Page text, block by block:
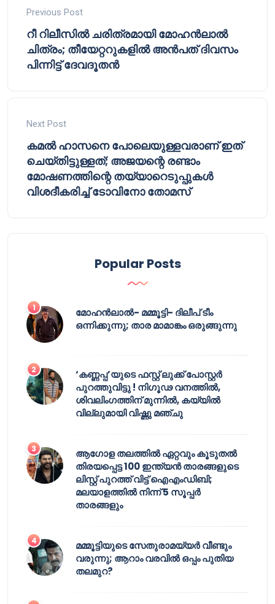
Previous Post
റീ റിലീസിൽ ചരിത്രമായി മോഹൻലാൽ
ചിത്രം; തീയേറ്ററുകളിൽ അൻപത് ദിവസം
പിന്നിട്ട് ദേവദൂതൻ
Next Post
കമൽ ഹാസനെ പോലെയുള്ളവരാണ് ഇത്
ചെയ്തിട്ടുള്ളത്; അജയന്റെ രണ്ടാം
മോഷണത്തിന്റെ തയ്യാറെടുപ്പുകൾ
വിശദീകരിച്ച് ടോവിനോ തോമസ്
Popular Posts
മോഹൻലാൽ- മമ്മൂട്ടി- ദിലീപ് ടീം
ഒന്നിക്കുന്നു; താര മാമാങ്കം ഒരുങ്ങുന്നു
‘കണ്ണപ്പ’യുടെ ഫസ്റ്റ് ലുക്ക് പോസ്റ്റർ
പുറത്തുവിട്ടു ! നിഗൂഢ വനത്തിൽ,
ശിവലിംഗത്തിന് മുന്നിൽ, കയ്യിൽ
വില്ലുമായി വിഷ്ണു മഞ്ചു
ആഗോള തലത്തിൽ ഏറ്റവും കൂടുതൽ
തിരയപ്പെട്ട 100 ഇന്ത്യൻ താരങ്ങളുടെ
ലിസ്റ്റ് പുറത്ത് വിട്ട് ഐഎംഡിബി;
മലയാളത്തിൽ നിന്ന് 5 സൂപ്പർ
താരങ്ങളും
മമ്മൂട്ടിയുടെ സേതുരാമയ്യർ വീണ്ടും
വരുന്നു; ആറാം വരവിൽ ഒപ്പം പുതിയ
തലമുറ?